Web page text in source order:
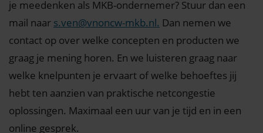
je meedenken als MKB-ondernemer? Stuur dan een
mail naar s.ven@vnoncw-mkb.nl. Dan nemen we
contact op over welke concepten en producten we
graag je mening horen. En we luisteren graag naar
welke knelpunten je ervaart of welke behoeftes jij
hebt ten aanzien van praktische netcongestie
oplossingen. Maximaal een uur van je tijd en in een
online gesprek.